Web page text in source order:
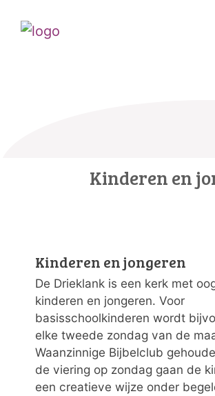
Kinderen en
Kinderen en jongeren
De Drieklank is een kerk met
kinderen en jongeren. Voor
basisschoolkinderen wordt
elke tweede zondag van de
Waanzinnige Bijbelclub
de viering op zondag gaan de
een creatieve wijze onder